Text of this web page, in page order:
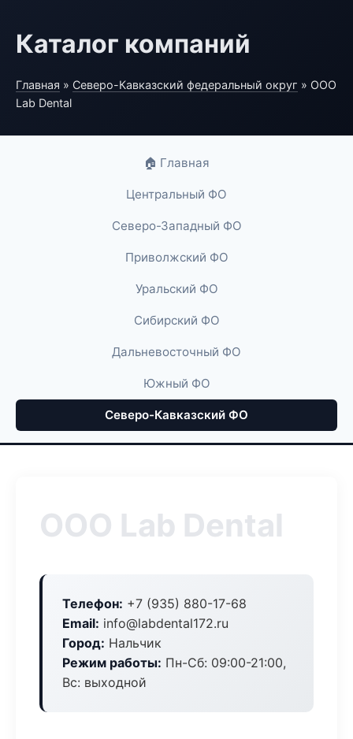
Каталог компаний
Главная » Северо-Кавказский федеральный округ » ООО
Lab Dental
🏠 Главная
Центральный ФО
Северо-Западный ФО
Приволжский ФО
Уральский ФО
Сибирский ФО
Дальневосточный ФО
Южный ФО
Северо-Кавказский ФО
ООО Lab Dental
Телефон: +7 (935) 880-17-68
Email: info@labdental172.ru
Город: Нальчик
Режим работы: Пн-Сб: 09:00-21:00,
Вс: выходной